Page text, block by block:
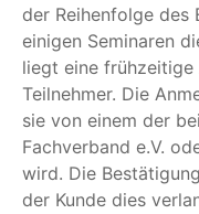
der Reihenfolge des
einigen Seminaren
liegt eine frühzeitige
Teilnehmer. Die
sie von einem der
Fachverband e.V.
wird. Die
der Kunde dies